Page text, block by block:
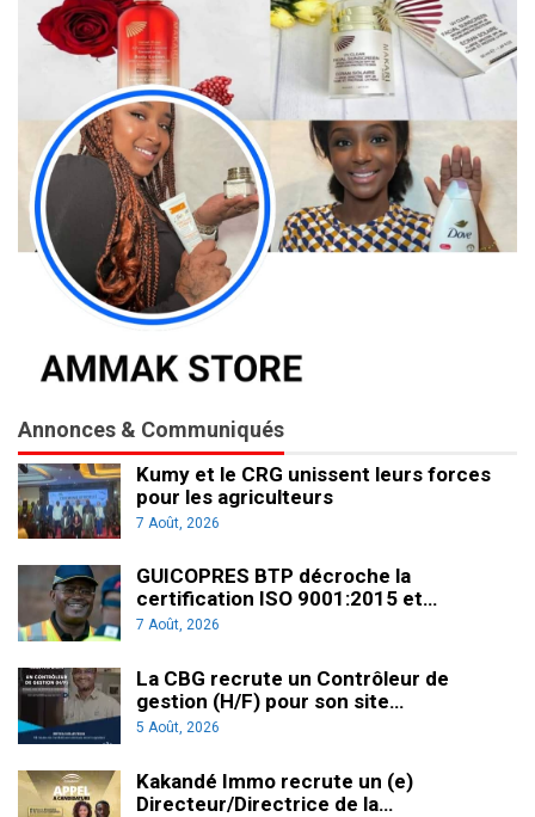
Annonces & Communiqués
Kumy et le CRG unissent leurs forces
pour les agriculteurs
7 Août, 2026
GUICOPRES BTP décroche la
certification ISO 9001:2015 et…
7 Août, 2026
La CBG recrute un Contrôleur de
gestion (H/F) pour son site…
5 Août, 2026
Kakandé Immo recrute un (e)
Directeur/Directrice de la…